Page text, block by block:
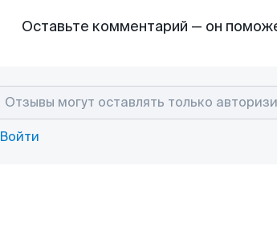
Оставьте комментарий — он
Войти